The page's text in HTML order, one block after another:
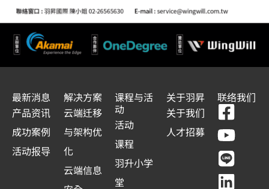
最新消息
产品资讯
成功案例
活动报导
解决方案
云端迁移
与架构优
化
云端信息
课程与活
动
活动
课程
羽升小学
堂
关于羽昇
关于我们
人才招募
联络我们
F
a
c
e
b
Y
o
u
t
u
L
i
n
e
L
i
n
k
e